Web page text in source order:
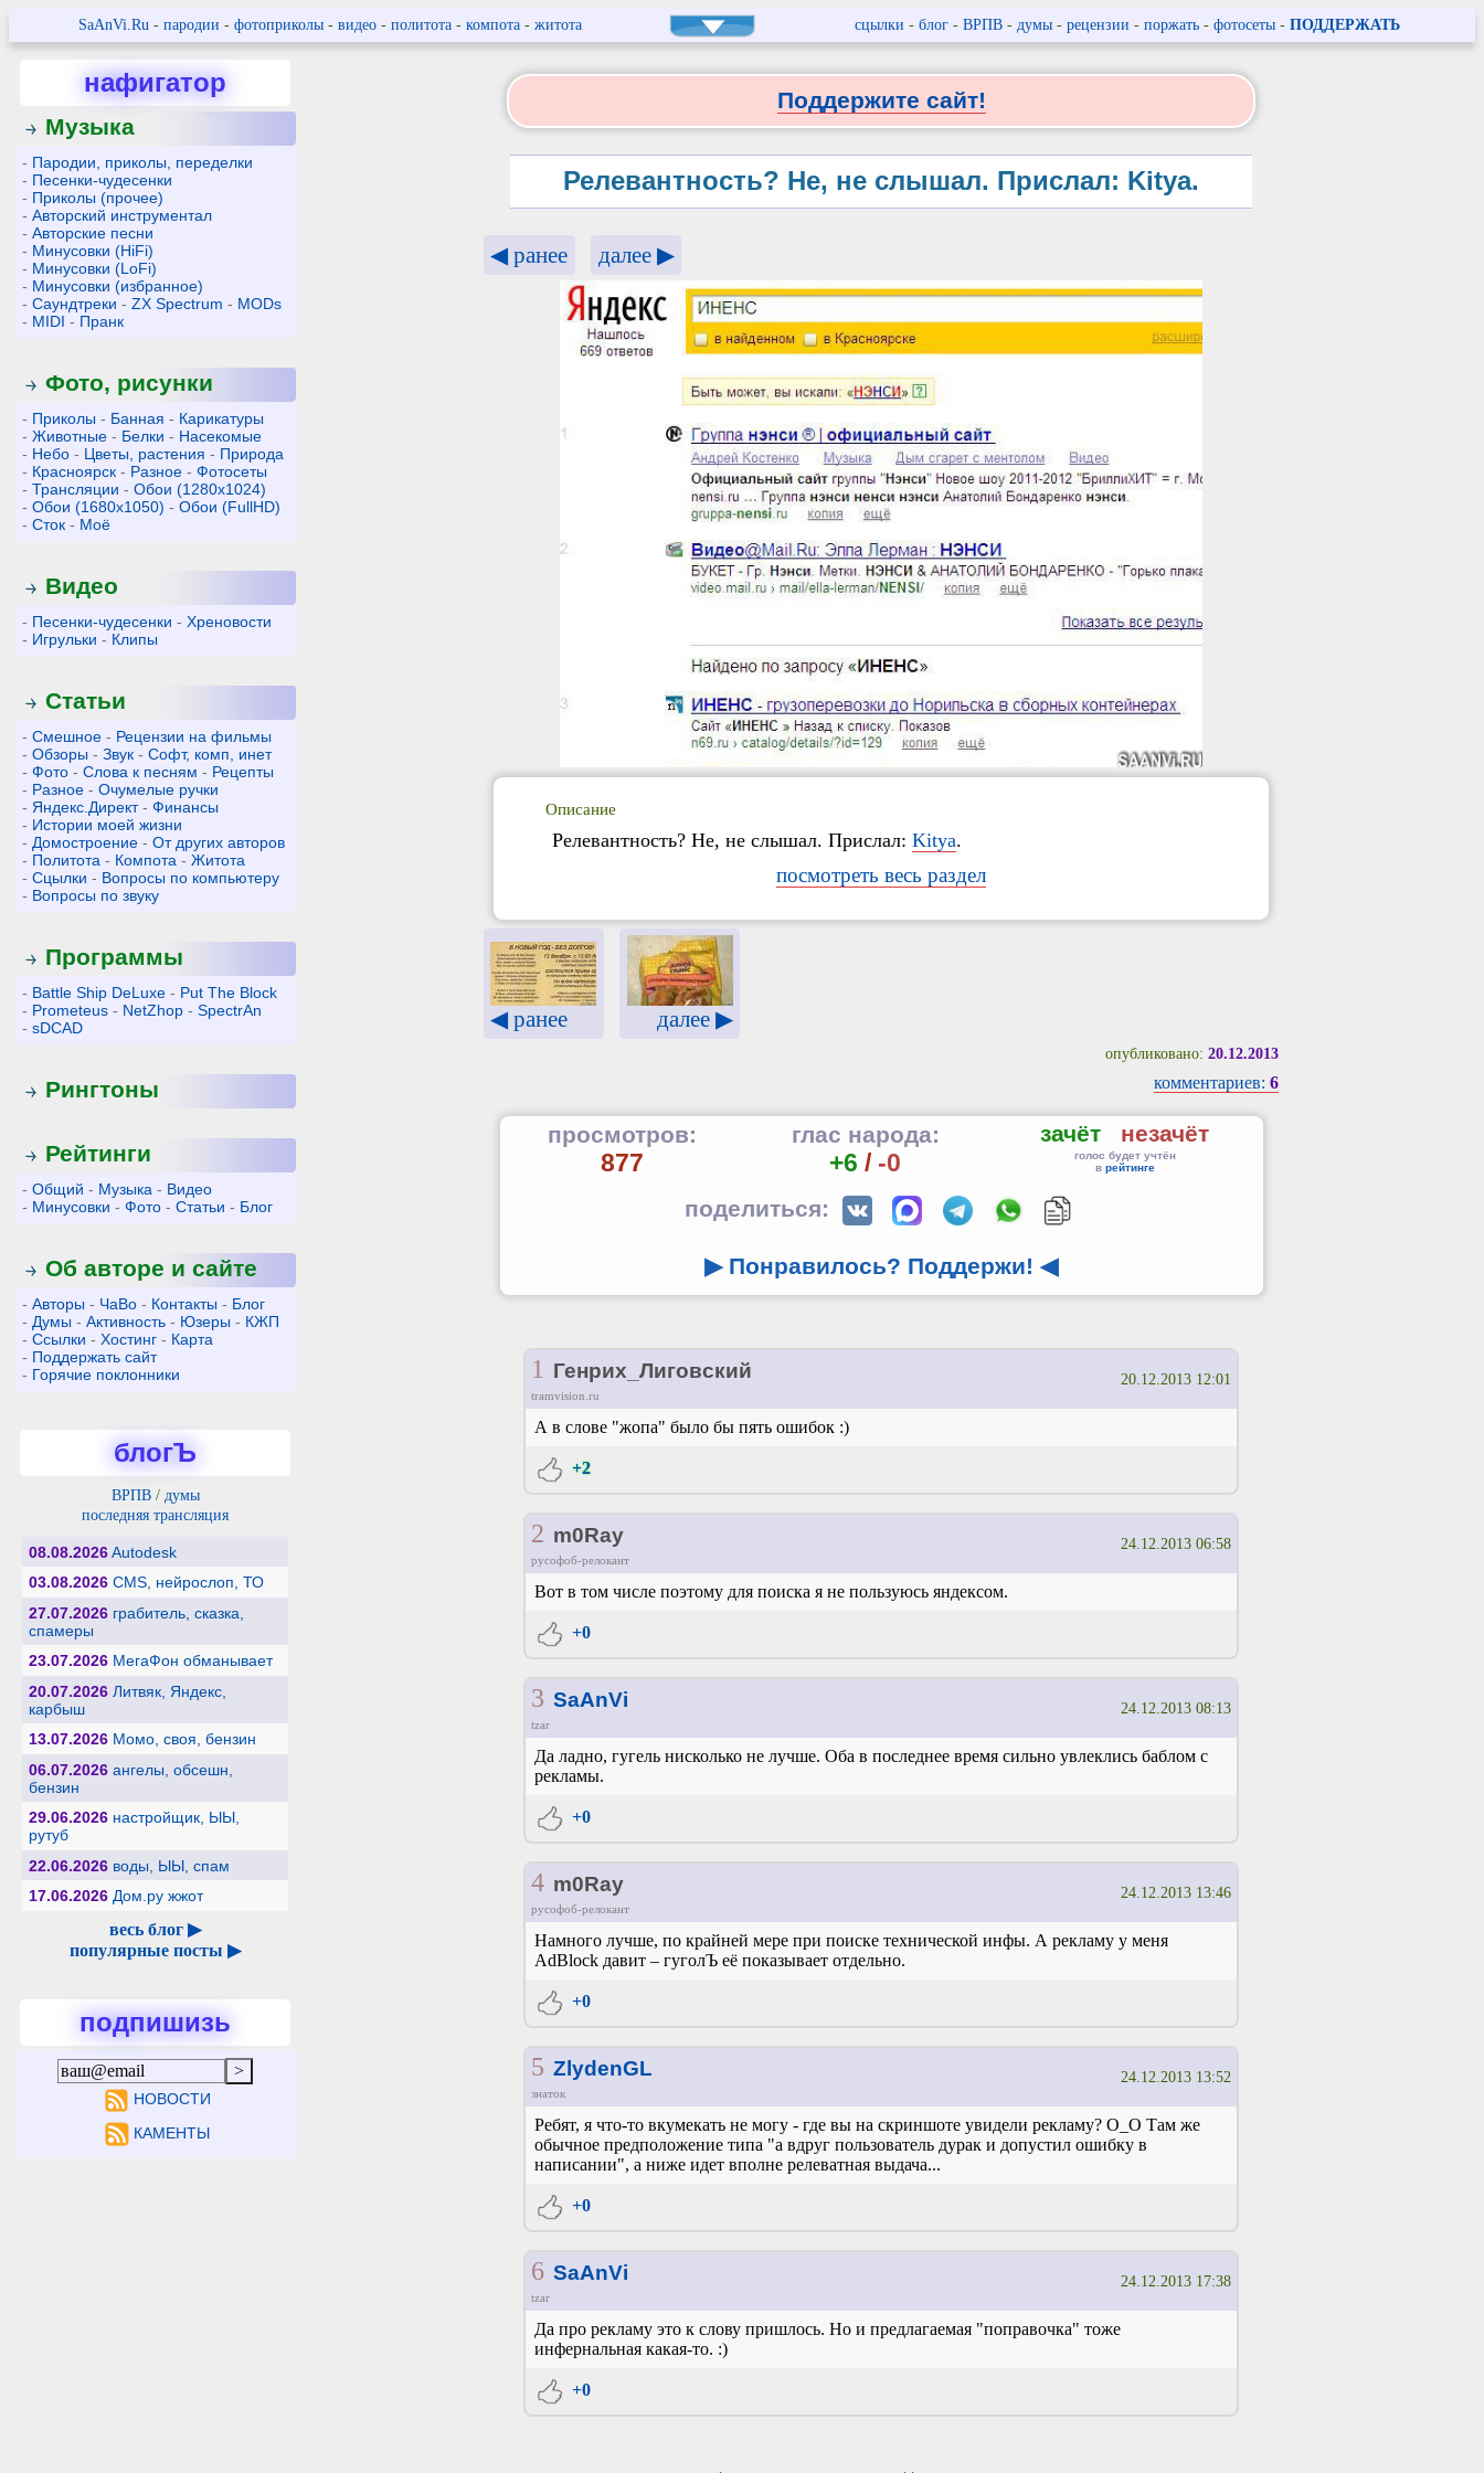
SaAnVi.Ru- пародии - фотоприколы- видео- политота- компота- житота сцылки - блог- ВРПВ- думы- рецензии - поржать- фотосеты - ПОДДЕРЖАТЬ
нафигатор
Музыка
- Пародии, приколы, переделки
- Песенки-чудесенки
- Приколы (прочее)
-Авторский инструментал
-Авторские песни
- Минусовки (HiFi)
- Минусовки (LoFi)
- Минусовки (избранное)
-Саундтреки -ZX Spectrum - MODs
- MIDI - Пранк
Фото, рисунки
- Приколы - Банная - Карикатуры
-Животные - Белки - Насекомые
- Небо - Цветы, растения - Природа
- Красноярск - Разное -Фотосеты
-Трансляции -Обои (1280x1024)
-Обои (1680x1050) -Обои (FullHD)
-Сток - Моё
Видео
- Песенки-чудесенки -Хреновости
- Игрульки - Клипы
Статьи
-Смешное - Рецензии на фильмы
-Обзоры -Звук -Софт, комп, инет
-Фото -Слова к песням - Рецепты
- Разное -Очумелые ручки
- Яндекс.Директ-Финансы
- Истории моей жизни
- Домостроение -От других авторов
- Политота - Компота -Житота
-Сцылки - Вопросы по компьютеру
- Вопросы по звуку
Программы
- Battle Ship DeLuxe - Put The Block
- Prometeus - NetZhop -SpectrAn
-sDCAD
Рингтоны
Рейтинги
-Общий - Музыка - Видео
- Минусовки -Фото -Статьи - Блог
Об авторе и сайте
-Авторы - ЧаВо - Контакты - Блог
- Думы -Активность - Юзеры - КЖП
-Ссылки -Хостинг - Карта
- Поддержать сайт
- Горячие поклонники
блогЪ
ВРПВ/ думы
последняя трансляция
08.08.2026Autodesk
03.08.2026 CMS, нейрослоп, ТО
27.07.2026 грабитель, сказка,
спамеры
23.07.2026 МегаФон обманывает
20.07.2026 Литвяк, Яндекс,
карбыш
13.07.2026 Момо, своя, бензин
06.07.2026 ангелы, обсешн,
бензин
29.06.2026 настройщик, ЫЫ,
рутуб
22.06.2026 воды, ЫЫ, спам
17.06.2026 Дом.ру жжот
весь блог ▶
популярные посты ▶
подпишизь
НОВОСТИ
КАМЕНТЫ
Поддержите сайт!
Релевантность? Не, не слышал. Прислал: Kitya.
◀ ранее далее ▶
Описание
Релевантность? Не, не слышал. Прислал: Kitya.
посмотреть весь раздел
◀ ранее далее ▶
опубликовано: 20.12.2013
комментариев: 6
просмотров:
877
глас народа:
+6 / -0
зачёт незачёт
голос будет учтён
в рейтинге
поделиться:
▶ Понравилось? Поддержи! ◀
1 Генрих_Лиговский
tramvision.ru
20.12.2013 12:01
А в слове "жопа" было бы пять ошибок :)
+2
2 m0Ray
русофоб-релокант
24.12.2013 06:58
Вот в том числе поэтому для поиска я не пользуюсь яндексом.
+0
3 SaAnVi
tzar
24.12.2013 08:13
Да ладно, гугель нисколько не лучше. Оба в последнее время сильно увлеклись баблом с
рекламы.
+0
4 m0Ray
русофоб-релокант
24.12.2013 13:46
Намного лучше, по крайней мере при поиске технической инфы. А рекламу у меня
AdBlock давит – гуголЪ её показывает отдельно.
+0
5 ZlydenGL
знаток
24.12.2013 13:52
Ребят, я что-то вкумекать не могу - где вы на скриншоте увидели рекламу? О_О Там же
обычное предположение типа "а вдруг пользователь дурак и допустил ошибку в
написании", а ниже идет вполне релеватная выдача...
+0
6 SaAnVi
tzar
24.12.2013 17:38
Да про рекламу это к слову пришлось. Но и предлагаемая "поправочка" тоже
инфернальная какая-то. :)
+0